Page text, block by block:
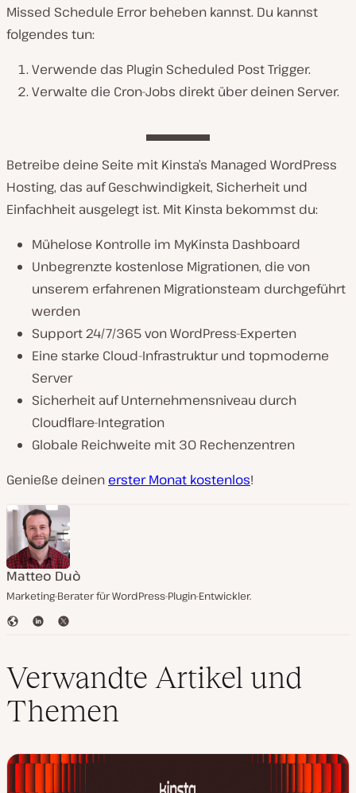
Missed Schedule Error beheben kannst. Du kannst
folgendes tun:
Verwende das Plugin Scheduled Post Trigger.
Verwalte die Cron-Jobs direkt über deinen Server.
Betreibe deine Seite mit Kinsta’s Managed WordPress
Hosting, das auf Geschwindigkeit, Sicherheit und
Einfachheit ausgelegt ist. Mit Kinsta bekommst du:
Mühelose Kontrolle im MyKinsta Dashboard
Unbegrenzte kostenlose Migrationen, die von
unserem erfahrenen Migrationsteam durchgeführt
werden
Support 24/7/365 von WordPress-Experten
Eine starke Cloud-Infrastruktur und topmoderne
Server
Sicherheit auf Unternehmensniveau durch
Cloudflare-Integration
Globale Reichweite mit 30 Rechenzentren
Genieße deinen erster Monat kostenlos!
Matteo Duò
Marketing-Berater für WordPress-Plugin-Entwickler.
W
s
e
i
t
e
L
e
d
I
n
T
t
r
Verwandte Artikel und
Themen